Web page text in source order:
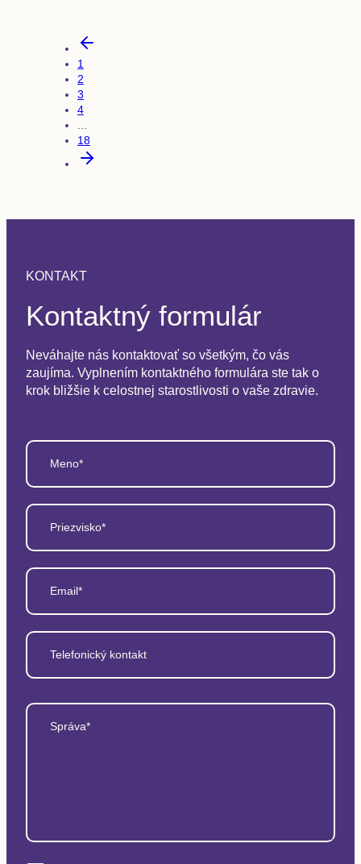
1
2
3
4
18
KONTAKT
Kontaktný formulár
Neváhajte nás kontaktovať so všetkým, čo vás
zaujíma. Vyplnením kontaktného formulára ste tak o
krok bližšie k celostnej starostlivosti o vaše zdravie.
Meno*
Priezvisko*
Email*
Telefonický kontakt
Správa*